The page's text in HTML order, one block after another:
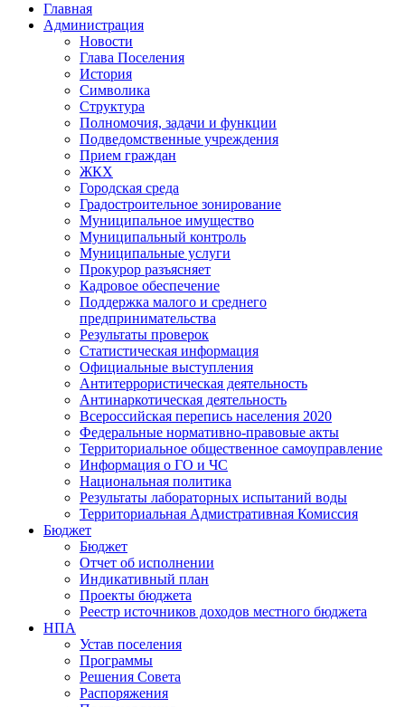
Главная
Администрация
Новости
Глава Поселения
История
Символика
Структура
Полномочия, задачи и функции
Подведомственные учреждения
Прием граждан
ЖКХ
Городская среда
Градостроительное зонирование
Муниципальное имущество
Муниципальный контроль
Муниципальные услуги
Прокурор разъясняет
Кадровое обеспечение
Поддержка малого и среднего
предпринимательства
Результаты проверок
Статистическая информация
Официальные выступления
Антитеррористическая деятельность
Антинаркотическая деятельность
Всероссийская перепись населения 2020
Федеральные нормативно-правовые акты
Территориальное общественное самоуправление
Информация о ГО и ЧС
Национальная политика
Результаты лабораторных испытаний воды
Территориальная Адмистративная Комиссия
Бюджет
Бюджет
Отчет об исполнении
Индикативный план
Проекты бюджета
Реестр источников доходов местного бюджета
НПА
Устав поселения
Программы
Решения Совета
Распоряжения